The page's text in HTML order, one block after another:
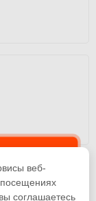
веб-
соглашаетесь